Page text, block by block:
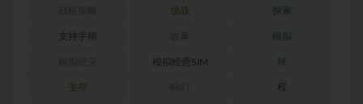
挑战 探索
支持手柄 模拟
模拟经营SIM 球
生存 程